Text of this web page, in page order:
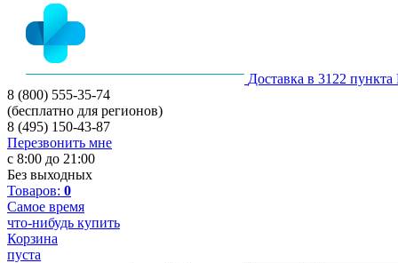
Доставка в 3122
8 (800) 555-35-74
(бесплатно для регионов)
8 (495) 150-43-87
Перезвонить мне
с 8:00 до 21:00
Без выходных
Товаров: 0
Самое время
что-нибудь купить
Корзина
пуста